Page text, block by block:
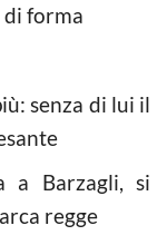
forma
senza di lui il
a Barzagli, si
regge